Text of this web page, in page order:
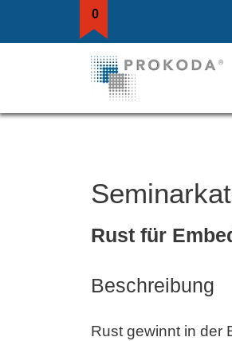
0
Rust für
Beschreibung
Rust gewinnt in der